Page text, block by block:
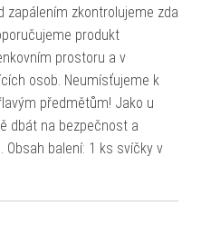
zapálením zkontrolujeme zda
produkt
prostoru a v
osob. Neumísťujeme k
předmětům! Jako u
dbát na bezpečnost a
Obsah balení: 1 ks svíčky v